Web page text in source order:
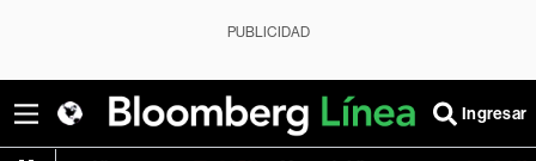
PUBLICIDAD
Ingresar